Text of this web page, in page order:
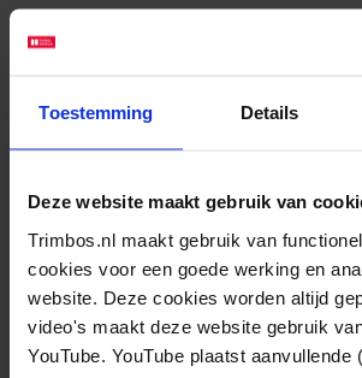
Toestemming Details
Deze website maakt gebruik van
Trimbos.nl maakt gebruik van
cookies voor een goede werking en
website. Deze cookies worden altijd
video's maakt deze website gebruik
YouTube. YouTube plaatst aanvullende
Alcoholstoornis verhoogt kans op een